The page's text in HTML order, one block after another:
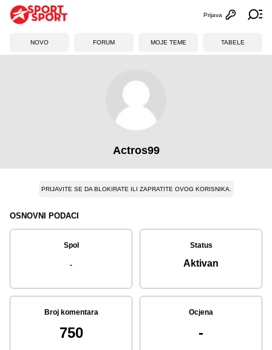
Otvori
Prijava
NOVO FORUM MOJE TEME TABELE
Actros99
PRIJAVITE SE DA BLOKIRATE ILI ZAPRATITE OVOG KORISNIKA.
OSNOVNI PODACI
Spol
-
Status
Aktivan
Broj komentara
750
Ocjena
-